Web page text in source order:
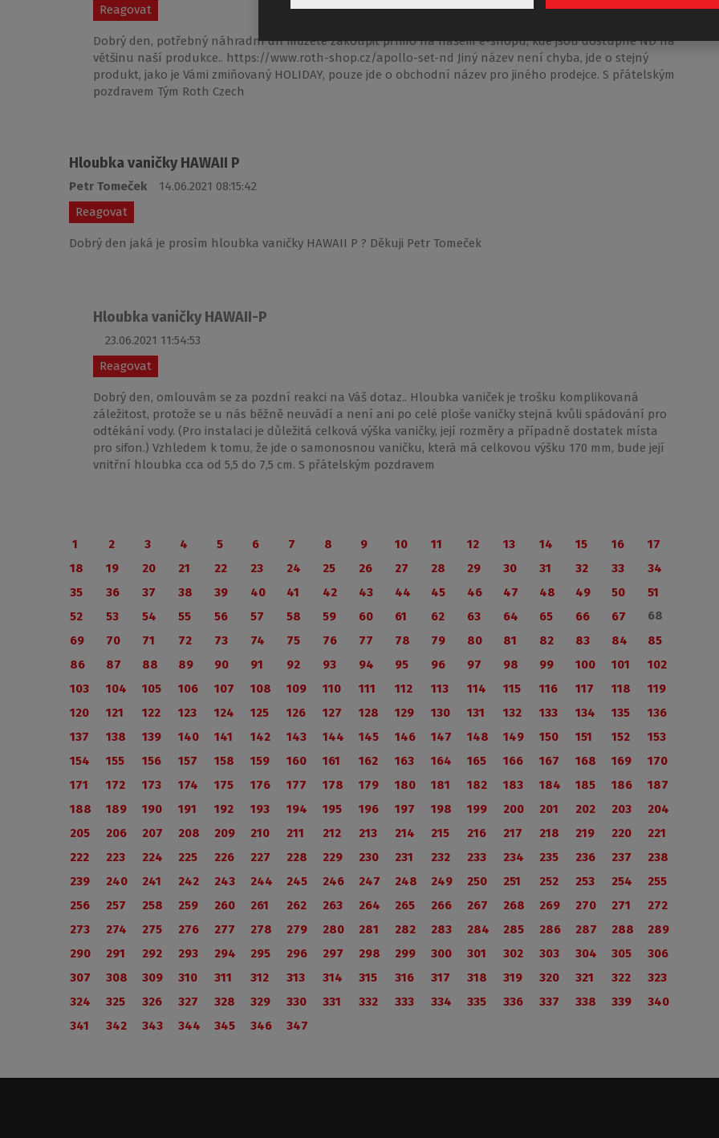
Reagovat
Dobrý den, potřebný náhradní díl můžete zakoupit přímo na našem e-shopu, kde jsou dostupné ND na
většinu naší produkce.. https://www.roth-shop.cz/apollo-set-nd Jiný název není chyba, jde o stejný
produkt, jako je Vámi zmiňovaný HOLIDAY, pouze jde o obchodní název pro jiného prodejce. S přátelským
pozdravem Tým Roth Czech
Hloubka vaničky HAWAII P
Petr Tomeček
14.06.2021 08:15:42
Reagovat
Dobrý den jaká je prosím hloubka vaničky HAWAII P ? Děkuji Petr Tomeček
Hloubka vaničky HAWAII-P
23.06.2021 11:54:53
Reagovat
Dobrý den, omlouvám se za pozdní reakci na Váš dotaz.. Hloubka vaniček je trošku komplikovaná
záležitost, protože se u nás běžně neuvádí a není ani po celé ploše vaničky stejná kvůli spádování pro
odtékání vody. (Pro instalaci je důležitá celková výška vaničky, její rozměry a případně dostatek místa
pro sifon.) Vzhledem k tomu, že jde o samonosnou vaničku, která má celkovou výšku 170 mm, bude její
vnitřní hloubka cca od 5,5 do 7,5 cm. S přátelským pozdravem
1 2 3 4 5 6 7 8 9 10 11 12 13 14 15 16
17
18
19 20 21 22 23 24 25 26 27 28 29 30 31 32 33
34
35
36 37 38 39 40 41 42 43 44 45 46 47 48 49 50
51
52
53 54 55 56 57 58 59 60 61 62 63 64 65 66 67
68
69
70 71 72 73 74 75 76 77 78 79 80 81 82 83 84
85
86
87 88 89 90 91 92 93 94 95 96 97 98 99 100 101
102
103
104 105 106 107 108 109 110 111 112 113 114 115 116 117 118
119
120
121 122 123 124 125 126 127 128 129 130 131 132 133 134 135
136
137
138 139 140 141 142 143 144 145 146 147 148 149 150 151 152
153
154
155 156 157 158 159 160 161 162 163 164 165 166 167 168 169
170
171
172 173 174 175 176 177 178 179 180 181 182 183 184 185 186
187
188
189 190 191 192 193 194 195 196 197 198 199 200 201 202 203
204
205
206 207 208 209 210 211 212 213 214 215 216 217 218 219 220
221
222
223 224 225 226 227 228 229 230 231 232 233 234 235 236 237
238
239
240 241 242 243 244 245 246 247 248 249 250 251 252 253 254
255
256
257 258 259 260 261 262 263 264 265 266 267 268 269 270 271
272
273
274 275 276 277 278 279 280 281 282 283 284 285 286 287 288
289
290
291 292 293 294 295 296 297 298 299 300 301 302 303 304 305
306
307
308 309 310 311 312 313 314 315 316 317 318 319 320 321 322
323
324
325 326 327 328 329 330 331 332 333 334 335 336 337 338 339
340
341
342 343 344 345 346 347